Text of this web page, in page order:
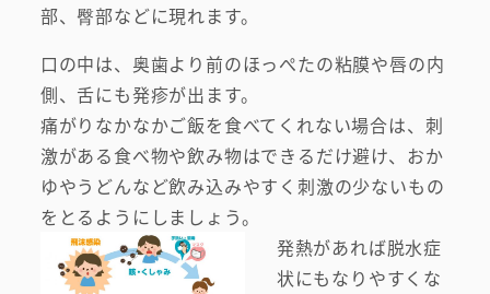
部、臀部などに現れます。
口の中は、奥歯より前のほっぺたの粘膜や唇の内
側、舌にも発疹が出ます。
痛がりなかなかご飯を食べてくれない場合は、刺
激がある食べ物や飲み物はできるだけ避け、おか
ゆやうどんなど飲み込みやすく刺激の少ないもの
をとるようにしましょう。
発熱があれば脱水症
状にもなりやすくな